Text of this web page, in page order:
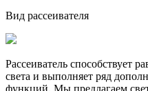
Вид рассеивателя
Рассеиватель способствует
света и выполняет ряд
функций. Мы предлагаем